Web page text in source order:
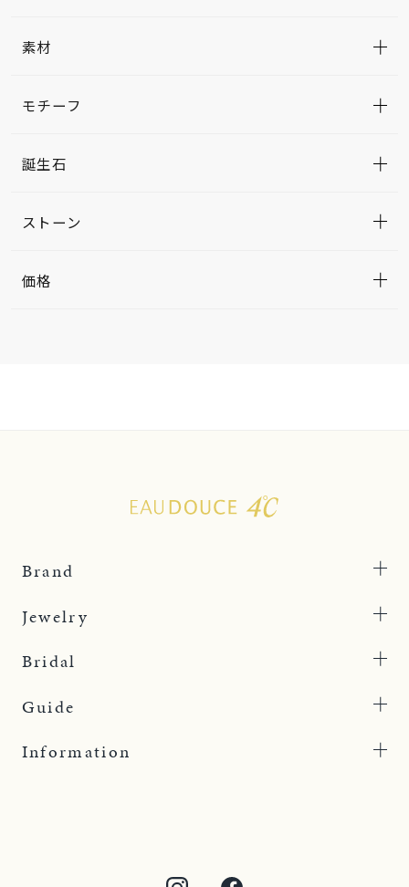
素材
モチーフ
誕生石
ストーン
価格
Brand
Jewelry
Bridal
Guide
Information